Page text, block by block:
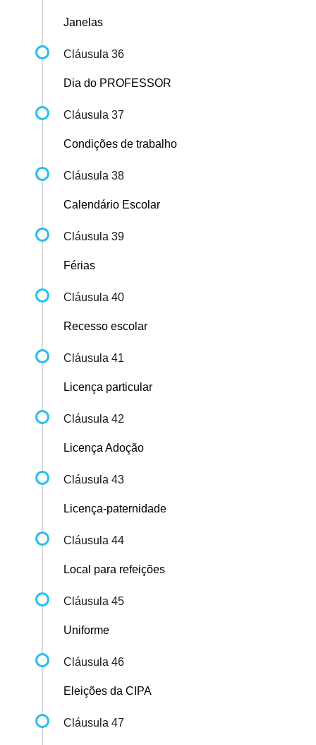
Janelas
Cláusula 36
Dia do PROFESSOR
Cláusula 37
Condições de trabalho
Cláusula 38
Calendário Escolar
Cláusula 39
Férias
Cláusula 40
Recesso escolar
Cláusula 41
Licença particular
Cláusula 42
Licença Adoção
Cláusula 43
Licença-paternidade
Cláusula 44
Local para refeições
Cláusula 45
Uniforme
Cláusula 46
Eleições da CIPA
Cláusula 47